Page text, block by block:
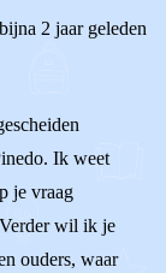
bijna 2 jaar geleden
Ik weet
je vraag
wil ik je
ouders, waar